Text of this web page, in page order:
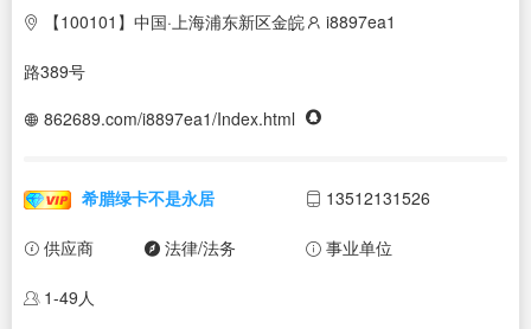
【100101】中国·上海浦东新区金皖
路389号
i8897ea1
862689.com/i8897ea1/Index.html
希腊绿卡不是永居 13512131526
供应商 法律/法务 事业单位
1-49人